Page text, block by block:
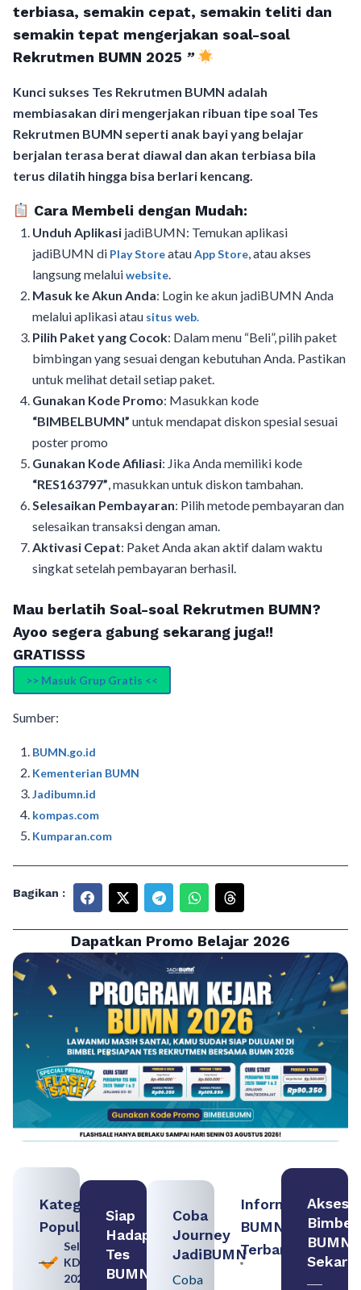
terbiasa, semakin cepat, semakin teliti dan
semakin tepat mengerjakan soal-soal
Rekrutmen BUMN 2025 ”
Kunci sukses Tes Rekrutmen BUMN adalah
membiasakan diri mengerjakan ribuan tipe soal Tes
Rekrutmen BUMN seperti anak bayi yang belajar
berjalan terasa berat diawal dan akan terbiasa bila
terus dilatih hingga bisa berlari kencang.
Cara Membeli dengan Mudah:
Unduh Aplikasi jadiBUMN: Temukan aplikasi
jadiBUMN di Play StoreatauApp Store, atau akses
langsung melaluiwebsite.
Masuk ke Akun Anda: Login ke akun jadiBUMN Anda
melalui aplikasi atau situs web.
Pilih Paket yang Cocok: Dalam menu “Beli”, pilih paket
bimbingan yang sesuai dengan kebutuhan Anda. Pastikan
untuk melihat detail setiap paket.
Gunakan Kode Promo: Masukkan kode
“BIMBELBUMN” untuk mendapat diskon spesial sesuai
poster promo
Gunakan Kode Afiliasi: Jika Anda memiliki kode
“RES163797”, masukkan untuk diskon tambahan.
Selesaikan Pembayaran: Pilih metode pembayaran dan
selesaikan transaksi dengan aman.
Aktivasi Cepat: Paket Anda akan aktif dalam waktu
singkat setelah pembayaran berhasil.
Mau berlatih Soal-soal Rekrutmen BUMN?
Ayoo segera gabung sekarang juga!!
GRATISSS
>> Masuk Grup Gratis <<
Sumber:
BUMN.go.id
Kementerian BUMN
Jadibumn.id
kompas.com
Kumparan.com
Bagikan :
Dapatkan Promo Belajar 2026
Kategori
Populer
Seleksi
KDKMP
2026
Siap
Hadapi
Tes
BUMN
Coba
Journey
JadiBUMN
Coba
Informasi
BUMN
Terbaru:
Akses
Bimbel
BUMN